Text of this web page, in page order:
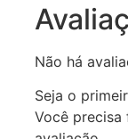
Não há
Seja o
Você precisa